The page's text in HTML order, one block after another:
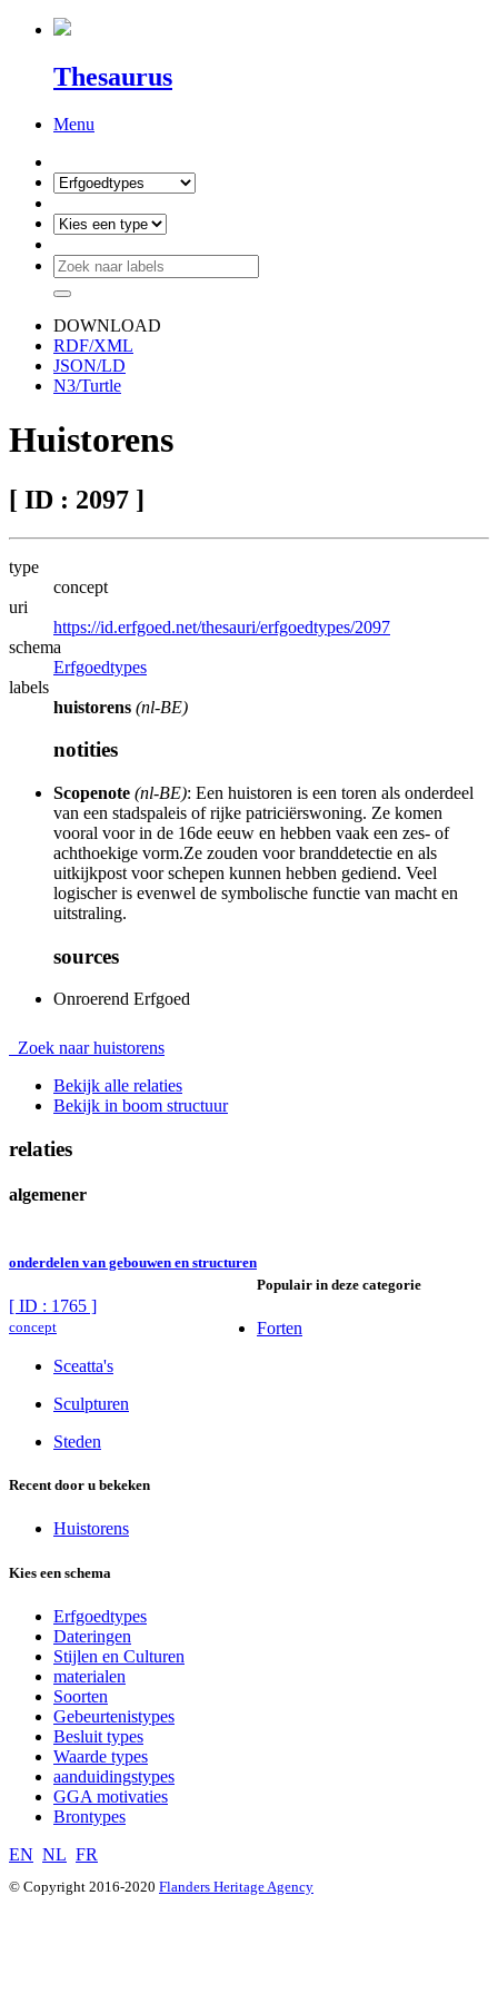
Thesaurus
Menu
DOWNLOAD
RDF/XML
JSON/LD
N3/Turtle
Huistorens
[ ID : 2097 ]
type
concept
uri
https://id.erfgoed.net/thesauri/erfgoedtypes/2097
schema
Erfgoedtypes
labels
huistorens (nl-BE)
notities
Scopenote (nl-BE): Een huistoren is een toren als onderdeel
van een stadspaleis of rijke patriciërswoning. Ze komen
vooral voor in de 16de eeuw en hebben vaak een zes- of
achthoekige vorm.Ze zouden voor branddetectie en als
uitkijkpost voor schepen kunnen hebben gediend. Veel
logischer is evenwel de symbolische functie van macht en
uitstraling.
sources
Onroerend Erfgoed
Zoek naar huistorens
Bekijk alle relaties
Bekijk in boom structuur
relaties
algemener
onderdelen van gebouwen en structuren
[ ID : 1765 ]
concept
Populair in deze categorie
Forten
Sceatta's
Sculpturen
Steden
Recent door u bekeken
Huistorens
Kies een schema
Erfgoedtypes
Dateringen
Stijlen en Culturen
materialen
Soorten
Gebeurtenistypes
Besluit types
Waarde types
aanduidingstypes
GGA motivaties
Brontypes
EN NL FR
© Copyright 2016-2020 Flanders Heritage Agency